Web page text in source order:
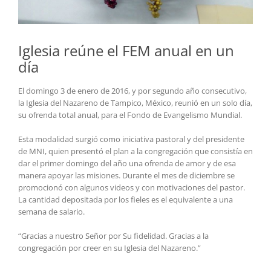
Iglesia reúne el FEM anual en un
día
El domingo 3 de enero de 2016, y por segundo año consecutivo,
la Iglesia del Nazareno de Tampico, México, reunió en un solo día,
su ofrenda total anual, para el Fondo de Evangelismo Mundial.
Esta modalidad surgió como iniciativa pastoral y del presidente
de MNI, quien presentó el plan a la congregación que consistía en
dar el primer domingo del año una ofrenda de amor y de esa
manera apoyar las misiones. Durante el mes de diciembre se
promocionó con algunos videos y con motivaciones del pastor.
La cantidad depositada por los fieles es el equivalente a una
semana de salario.
“Gracias a nuestro Señor por Su fidelidad. Gracias a la
congregación por creer en su Iglesia del Nazareno.”